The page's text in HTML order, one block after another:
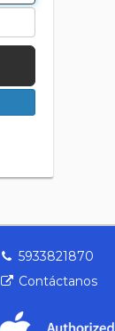
5933821870
Contáctanos